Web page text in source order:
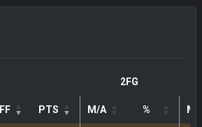
2FG
PTS M/A % M/